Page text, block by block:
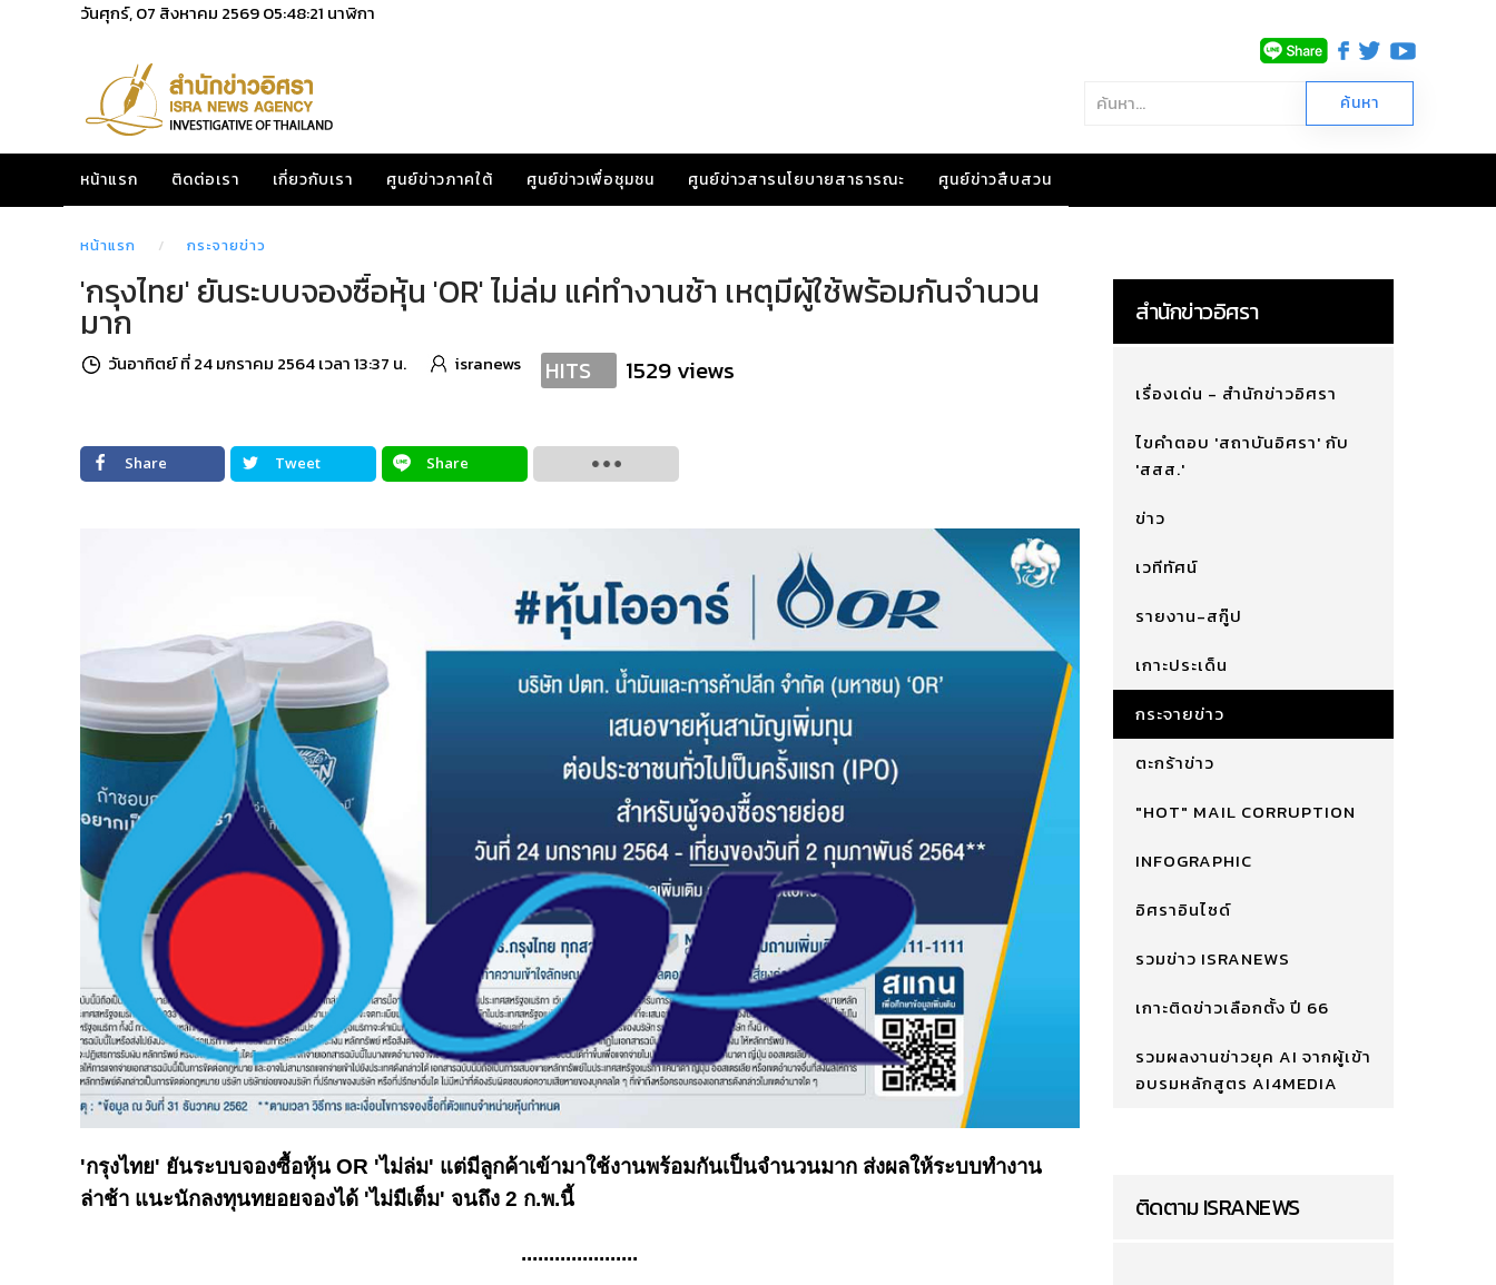
วันศุกร์, 07 สิงหาคม 256905:48:22นาฬิกา
หน้าแรก ติดต่อเรา เกี่ยวกับเรา ศูนย์ข่าวภาคใต้ ศูนย์ข่าวเพื่อชุมชน ศูนย์ข่าวสารนโยบายสาธารณะ ศูนย์ข่าวสืบสวน
หน้าแรก กระจายข่าว
'กรุงไทย' ยันระบบจองซื้อหุ้น 'OR' ไม่ล่ม แค่ทำงานช้า เหตุมีผู้ใช้พร้อมกันจำนวน
มาก
วันอาทิตย์ ที่ 24 มกราคม 2564 เวลา 13:37 น. isranews HITS 1529 views
Share Tweet Share
'กรุงไทย' ยันระบบจองซื้อหุ้น OR 'ไม่ล่ม' แต่มีลูกค้าเข้ามาใช้งานพร้อมกันเป็นจำนวนมาก ส่งผลให้ระบบทำงาน
ล่าช้า แนะนักลงทุนทยอยจองได้ 'ไม่มีเต็ม' จนถึง 2 ก.พ.นี้
.....................
สำนักข่าวอิศรา
เรื่องเด่น - สำนักข่าวอิศรา
ไขคำตอบ 'สถาบันอิศรา' กับ
'สสส.'
ข่าว
เวทีทัศน์
รายงาน-สกู๊ป
เกาะประเด็น
กระจายข่าว
ตะกร้าข่าว
"HOT" MAIL CORRUPTION
INFOGRAPHIC
อิศราอินไซด์
รวมข่าว ISRANEWS
เกาะติดข่าวเลือกตั้ง ปี 66
รวมผลงานข่าวยุค AI จากผู้เข้า
อบรมหลักสูตร AI4MEDIA
ติดตาม ISRANEWS